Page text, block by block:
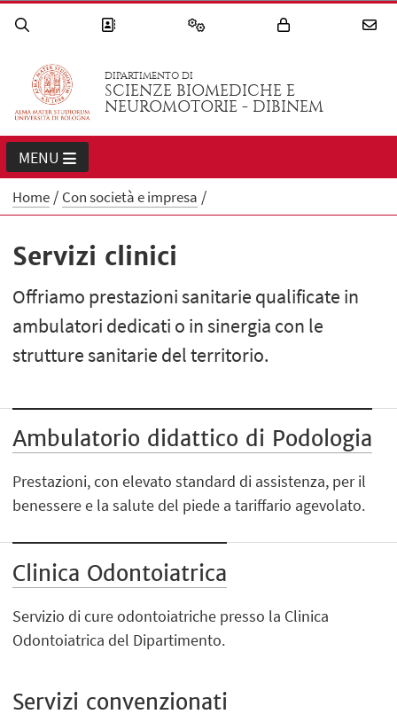
DIPARTIMENTO DI
SCIENZE BIOMEDICHE E
NEUROMOTORIE - DIBINEM
MENU
Home Con società e impresa
Servizi clinici
Offriamo prestazioni sanitarie qualificate in
ambulatori dedicati o in sinergia con le
strutture sanitarie del territorio.
Ambulatorio didattico di Podologia
Prestazioni, con elevato standard di assistenza, per il
benessere e la salute del piede a tariffario agevolato.
Clinica Odontoiatrica
Servizio di cure odontoiatriche presso la Clinica
Odontoiatrica del Dipartimento.
Servizi convenzionati